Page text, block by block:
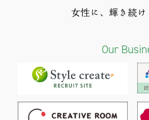
女性に、輝き続け
Our